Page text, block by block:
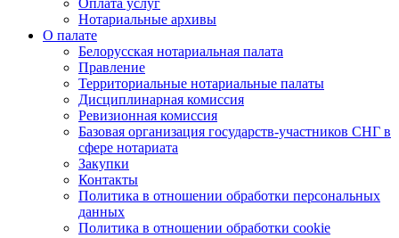
Нотариальные архивы
О палате
Белорусская нотариальная палата
Правление
Территориальные нотариальные палаты
Дисциплинарная комиссия
Ревизионная комиссия
Базовая организация государств-участников СНГ в
сфере нотариата
Закупки
Контакты
Политика в отношении обработки персональных
данных
Политика в отношении обработки cookie